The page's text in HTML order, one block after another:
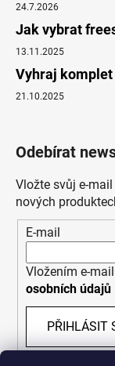
24.7.2026
Jak vybrat
13.11.2025
Vyhraj komplet
21.10.2025
Odebírat
Vložte svůj e-
nových
E-mail
Vložením e-
osobních údajů
PŘIHLÁSIT